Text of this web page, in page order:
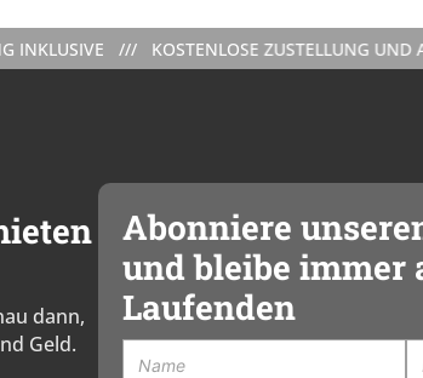
/// KOSTENLOSE ZUSTELLUNG UND
dann,
Geld.
Abonniere
und bleibe immer
Laufenden